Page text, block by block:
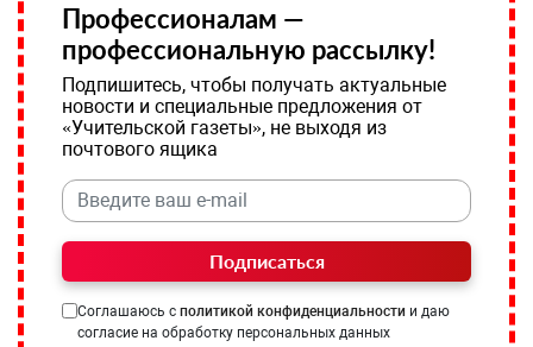
Профессионалам —
профессиональную рассылку!
Подпишитесь, чтобы получать актуальные
новости и специальные предложения от
«Учительской газеты», не выходя из
почтового ящика
Подписаться
Соглашаюсь с политикой конфиденциальности и даю
согласие на обработку персональных данных